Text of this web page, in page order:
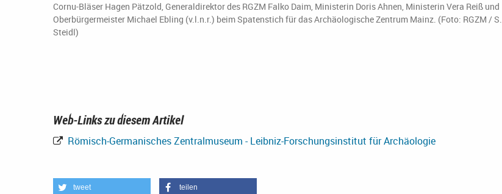
Cornu-Bläser Hagen Pätzold, Generaldirektor des RGZM Falko Daim, Ministerin Doris Ahnen, Ministerin Vera Reiß und
Oberbürgermeister Michael Ebling (v.l.n.r.) beim Spatenstich für das Archäologische Zentrum Mainz. (Foto: RGZM / S.
Steidl)
Web-Links zu diesem Artikel
Römisch-Germanisches Zentralmuseum - Leibniz-Forschungsinstitut für Archäologie
tweet teilen